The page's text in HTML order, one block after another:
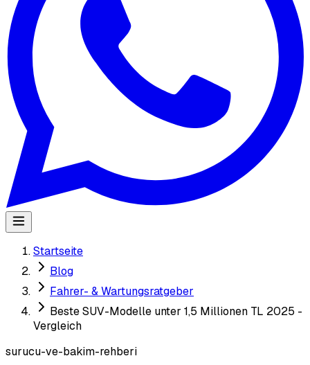
Startseite
Blog
Fahrer- & Wartungsratgeber
Beste SUV-Modelle unter 1,5 Millionen TL 2025 -
Vergleich
surucu-ve-bakim-rehberi